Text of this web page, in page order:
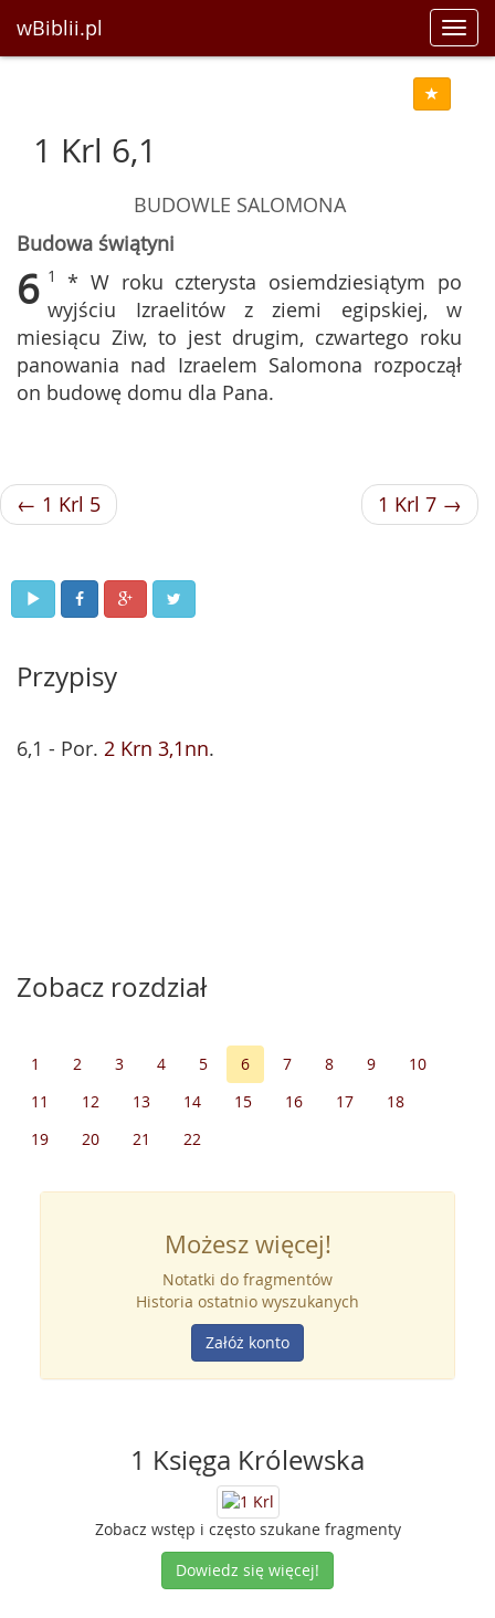
wBiblii.pl
1 Krl 6,1
BUDOWLE SALOMONA
Budowa świątyni
6 1 * W roku czterysta osiemdziesiątym po
wyjściu Izraelitów z ziemi egipskiej, w
miesiącu Ziw, to jest drugim, czwartego roku
panowania nad Izraelem Salomona rozpoczął
on budowę domu dla Pana.
← 1 Krl 5 1 Krl 7 →
Przypisy
6,1 - Por. 2 Krn 3,1nn.
Zobacz rozdział
1 2 3 4 5 6 7 8 9
10
11
12 13 14 15 16 17
18
19
20 21 22
Możesz więcej!
Notatki do fragmentów
Historia ostatnio wyszukanych
Załóż konto
1 Księga Królewska
Zobacz wstęp i często szukane fragmenty
Dowiedz się więcej!